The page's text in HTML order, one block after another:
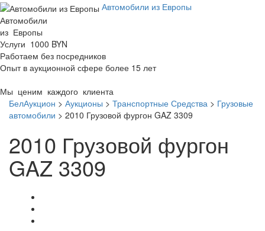
Автомобили из Европы
Автомобили
из Европы
Услуги 1000 BYN
Работаем без посредников
Опыт в аукционной сфере более 15 лет
Мы ценим каждого клиента
БелАукцион > Аукционы > Транспортные Средства > Грузовые
автомобили > 2010 Грузовой фургон GAZ 3309
2010 Грузовой фургон
GAZ 3309